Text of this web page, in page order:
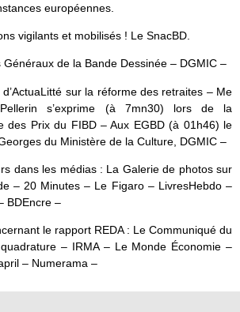
européennes.
vigilants et mobilisés ! Le SnacBD.
Généraux de la Bande Dessinée – DGMIC –
d’ActuaLitté sur la réforme des retraites – Me
s’exprime (à 7mn30) lors de la
des Prix du FIBD – Aux EGBD (à 01h46) le
du Ministère de la Culture, DGMIC –
dans les médias : La Galerie de photos sur
– 20 Minutes – Le Figaro – LivresHebdo –
BDEncre –
le rapport REDA : Le Communiqué du
– IRMA – Le Monde Économie –
– Numerama –